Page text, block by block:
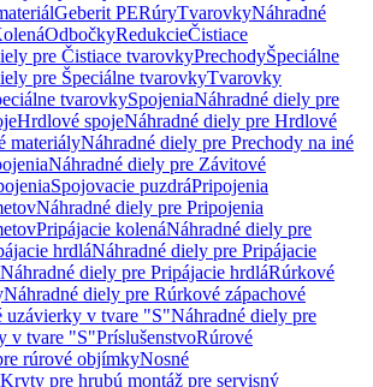
Geberit PERúryTvarovkyNáhradné
OdbočkyRedukcieČistiace
pre Čistiace tvarovkyPrechodyŠpeciálne
pre Špeciálne tvarovkyTvarovky
tvarovkySpojeniaNáhradné diely pre
Hrdlové spojeNáhradné diely pre Hrdlové
materiályNáhradné diely pre Prechody na iné
Náhradné diely pre Závitové
Spojovacie puzdráPripojenia
Náhradné diely pre Pripojenia
Pripájacie kolenáNáhradné diely pre
hrdláNáhradné diely pre Pripájacie
Náhradné diely pre Pripájacie hrdláRúrkové
Náhradné diely pre Rúrkové zápachové
uzávierky v tvare "S"Náhradné diely pre
v tvare "S"PríslušenstvoRúrové
rúrové objímkyNosné
Kryty pre hrubú montáž pre servisný